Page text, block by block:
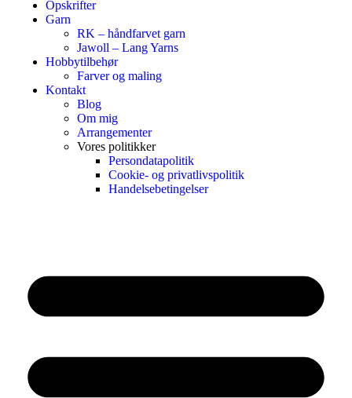
Opskrifter
Garn
RK – håndfarvet garn
Jawoll – Lang Yarns
Hobbytilbehør
Farver og maling
Kontakt
Blog
Om mig
Arrangementer
Vores politikker
Persondatapolitik
Cookie- og privatlivspolitik
Handelsebetingelser